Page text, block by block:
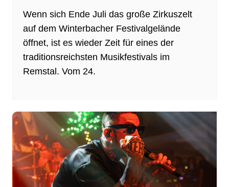
Wenn sich Ende Juli das große Zirkuszelt
auf dem Winterbacher Festivalgelände
öffnet, ist es wieder Zeit für eines der
traditionsreichsten Musikfestivals im
Remstal. Vom 24.